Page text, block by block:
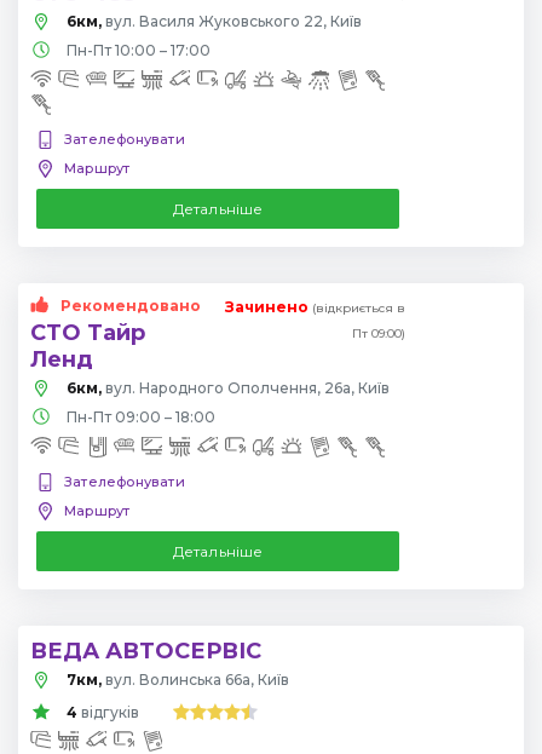
6км, вул. Василя Жуковського 22, Київ
Пн-Пт 10:00 – 17:00
Зателефонувати
Маршрут
Детальніше
Рекомендовано
СТО Тайр
Ленд
Зачинено (відкриється в
Пт 09:00)
6км, вул. Народного Ополчення, 26а, Київ
Пн-Пт 09:00 – 18:00
Зателефонувати
Маршрут
Детальніше
ВЕДА АВТОСЕРВІС
7км, вул. Волинська 66а, Київ
4 відгуків